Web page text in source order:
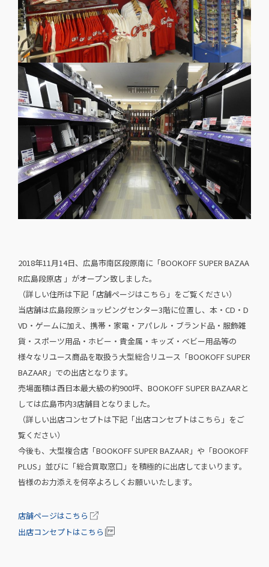
2018年11月14日、広島市南区段原南に「BOOKOFF SUPER BAZAA
R広島段原店 」がオープン致しました。
（詳しい住所は下記「店舗ページはこちら」をご覧ください）
当店舗は広島段原ショッピングセンター3階に位置し、本・CD・D
VD・ゲームに加え、携帯・家電・アパレル・ブランド品・服飾雑
貨・スポーツ用品・ホビー・貴金属・キッズ・ベビー用品等の
様々なリユース商品を取扱う大型総合リユース「BOOKOFF SUPER
BAZAAR」での出店となります。
売場面積は西日本最大級の約900坪、BOOKOFF SUPER BAZAARと
しては広島市内3店舗目となりました。
（詳しい出店コンセプトは下記「出店コンセプトはこちら」をご
覧ください）
今後も、大型複合店「BOOKOFF SUPER BAZAAR」や「BOOKOFF
PLUS」並びに「総合買取窓口」を積極的に出店してまいります。
皆様のお力添えを何卒よろしくお願いいたします。
店舗ページはこちら
出店コンセプトはこちら